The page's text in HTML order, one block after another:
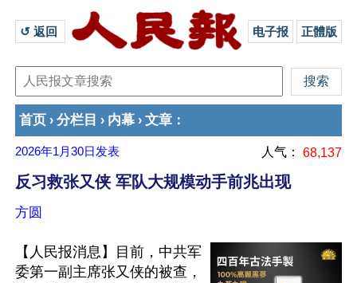
↺ 返回 电子报 正體版
首页 › 分栏目 › 内幕 › 文章 ：
2026年1月30日 发表 人气： 68,137
反习救张又侠 军队大规模动手前兆出现
方圆
【人民报消息】目前，中共军
委第一副主席张又侠的被查，